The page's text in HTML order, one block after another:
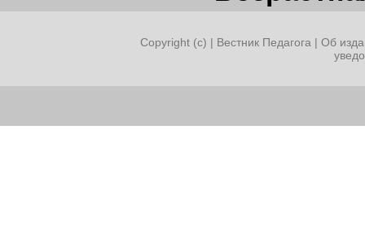
Copyright (c) | Вестник Педагога | Об